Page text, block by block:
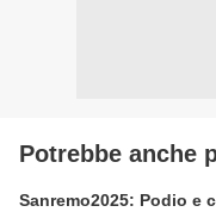
Potrebbe anche
Sanremo2025: Podio e